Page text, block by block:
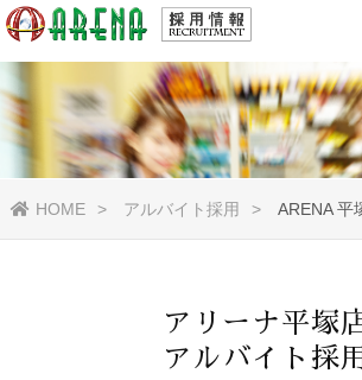
HOME アルバイト採用 ARENA 平
アリーナ平塚
アルバイト採用